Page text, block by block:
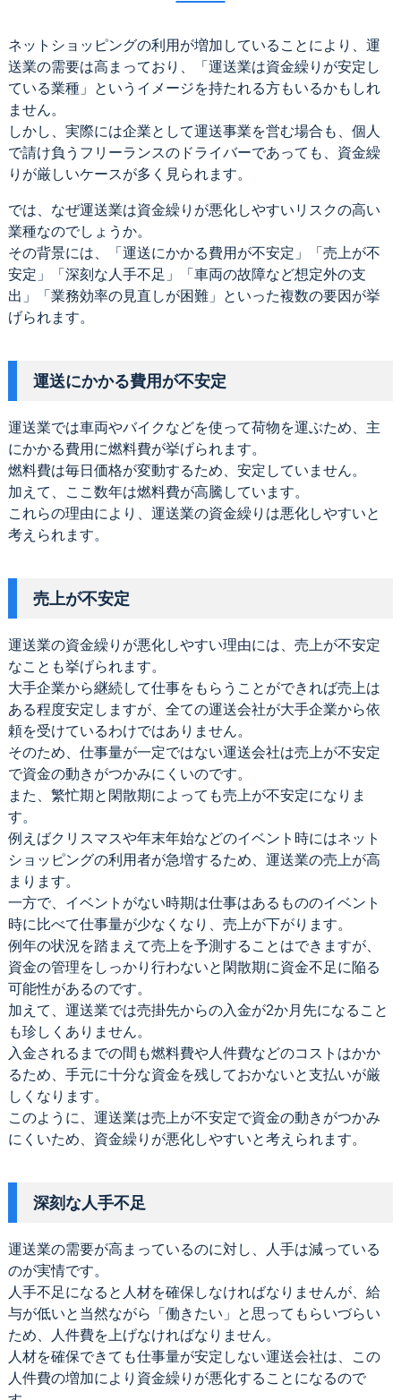
ネットショッピングの利用が増加していることにより、運
送業の需要は高まっており、「運送業は資金繰りが安定し
ている業種」というイメージを持たれる方もいるかもしれ
ません。
しかし、実際には企業として運送事業を営む場合も、個人
で請け負うフリーランスのドライバーであっても、資金繰
りが厳しいケースが多く見られます。
では、なぜ運送業は資金繰りが悪化しやすいリスクの高い
業種なのでしょうか。
その背景には、「運送にかかる費用が不安定」「売上が不
安定」「深刻な人手不足」「車両の故障など想定外の支
出」「業務効率の見直しが困難」といった複数の要因が挙
げられます。
運送にかかる費用が不安定
運送業では車両やバイクなどを使って荷物を運ぶため、主
にかかる費用に燃料費が挙げられます。
燃料費は毎日価格が変動するため、安定していません。
加えて、ここ数年は燃料費が高騰しています。
これらの理由により、運送業の資金繰りは悪化しやすいと
考えられます。
売上が不安定
運送業の資金繰りが悪化しやすい理由には、売上が不安定
なことも挙げられます。
大手企業から継続して仕事をもらうことができれば売上は
ある程度安定しますが、全ての運送会社が大手企業から依
頼を受けているわけではありません。
そのため、仕事量が一定ではない運送会社は売上が不安定
で資金の動きがつかみにくいのです。
また、繁忙期と閑散期によっても売上が不安定になりま
す。
例えばクリスマスや年末年始などのイベント時にはネット
ショッピングの利用者が急増するため、運送業の売上が高
まります。
一方で、イベントがない時期は仕事はあるもののイベント
時に比べて仕事量が少なくなり、売上が下がります。
例年の状況を踏まえて売上を予測することはできますが、
資金の管理をしっかり行わないと閑散期に資金不足に陥る
可能性があるのです。
加えて、運送業では売掛先からの入金が2か月先になること
も珍しくありません。
入金されるまでの間も燃料費や人件費などのコストはかか
るため、手元に十分な資金を残しておかないと支払いが厳
しくなります。
このように、運送業は売上が不安定で資金の動きがつかみ
にくいため、資金繰りが悪化しやすいと考えられます。
深刻な人手不足
運送業の需要が高まっているのに対し、人手は減っている
のが実情です。
人手不足になると人材を確保しなければなりませんが、給
与が低いと当然ながら「働きたい」と思ってもらいづらい
ため、人件費を上げなければなりません。
人材を確保できても仕事量が安定しない運送会社は、この
人件費の増加により資金繰りが悪化することになるので